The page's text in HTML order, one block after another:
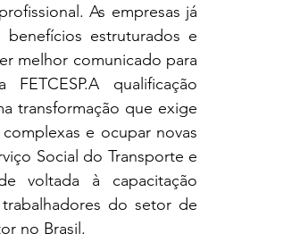
As empresas já
estruturados e
melhor comunicado para
qualificação
transformação que exige
e ocupar novas
Social do Transporte e
voltada à capacitação
do setor de
no Brasil.